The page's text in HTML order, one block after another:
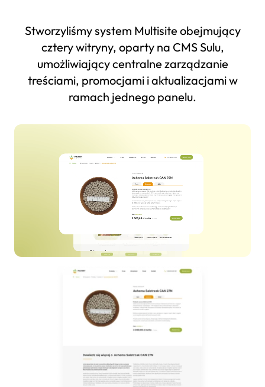
Stworzyliśmy system Multisite obejmujący
cztery witryny, oparty na CMS Sulu,
umożliwiający centralne zarządzanie
treściami, promocjami i aktualizacjami w
ramach jednego panelu.